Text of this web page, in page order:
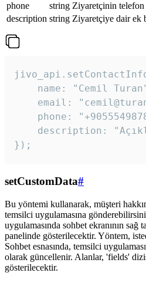
phone
string Ziyaretçinin telefon
description string Ziyaretçiye dair ek
name: "Cemil
email:
phone:
description:
});
setCustomData#
Bu yöntemi kullanarak, müşteri
temsilci uygulamasına
uygulamasında sohbet ekranının sağ
panelinde gösterilecektir. Yöntem,
Sohbet esnasında, temsilci
olarak güncellenir. Alanlar, 'fields'
gösterilecektir.